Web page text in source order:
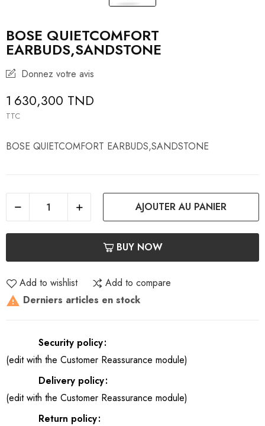
BOSE QUIETCOMFORT
EARBUDS,SANDSTONE
Donnez votre avis
1 630,300 TND
TTC
BOSE QUIETCOMFORT EARBUDS,SANDSTONE
AJOUTER AU PANIER
BUY NOW
Add to wishlist Add to compare
 Derniers articles en stock
Security policy
(edit with the Customer Reassurance module)
Delivery policy
(edit with the Customer Reassurance module)
Return policy